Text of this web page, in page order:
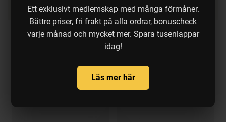
Ett exklusivt medlemskap med många förmåner.
Bättre priser, fri frakt på alla ordrar, bonuscheck
varje månad och mycket mer. Spara tusenlappar
idag!
Läs mer här
Produkten köps ofta ihop med: